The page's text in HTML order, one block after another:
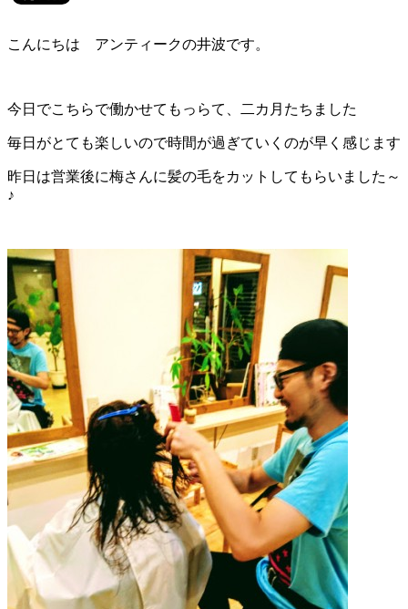
こんにちは アンティークの井波です。
今日でこちらで働かせてもっらて、二カ月たちました
毎日がとても楽しいので時間が過ぎていくのが早く感じます
昨日は営業後に梅さんに髪の毛をカットしてもらいました～
♪